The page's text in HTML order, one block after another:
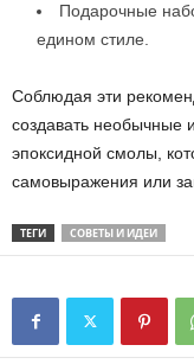
Подарочные
едином стиле.
Соблюдая эти
создавать необычные
эпоксидной смолы,
самовыражения или
ТЕГИ СОВЕТЫ И ИДЕИ